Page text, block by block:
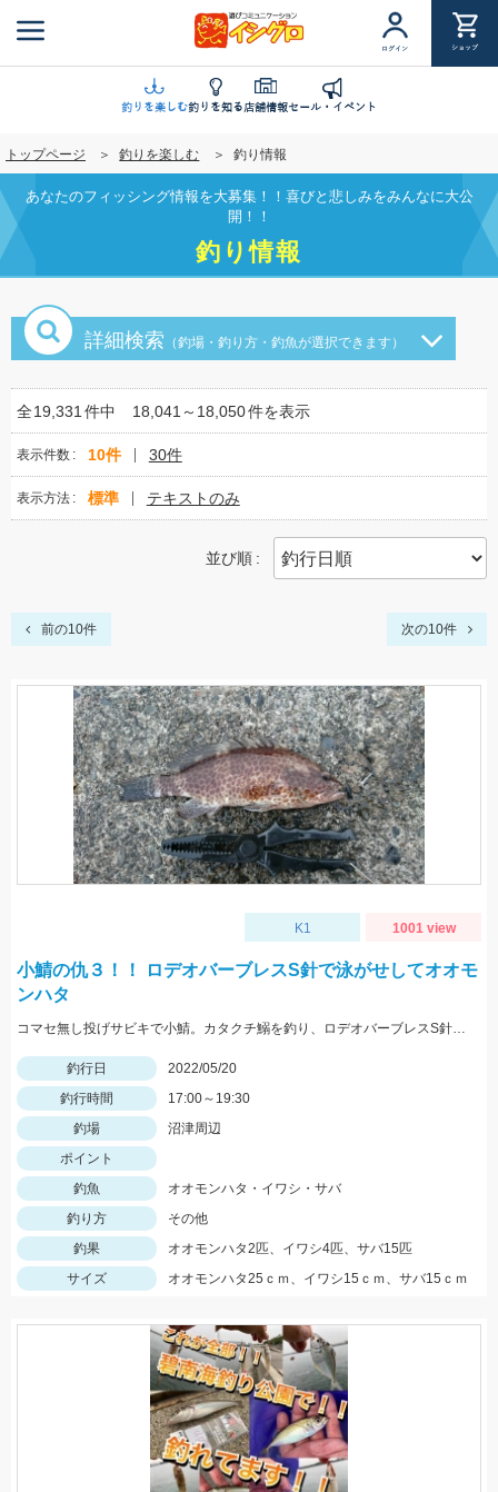
ン
に
移
動
ログイン ショップ
釣りを楽しむ釣りを知る店舗情報セール・イベント
トップページ 釣りを楽しむ 釣り情報
あなたのフィッシング情報を大募集！！喜びと悲しみをみんなに大公
開！！
釣り情報
詳細検索 （釣場・釣り方・釣魚が選択できます）
全19,331 件中 18,041～18,050件を表示
表示件数 10件 30件
表示方法 標準 テキストのみ
並び順
前の10件 次の10件
K1 1001 view
小鯖の仇３！！ ロデオバーブレスS針で泳がせしてオオモ
ンハタ
コマセ無し投げサビキで小鯖。カタクチ鰯を釣り、ロデオバーブレスS針で泳がせしてオオモンハタ２匹ゲット。
釣行日
2022/05/20
釣行時間
17:00～19:30
釣場
沼津周辺
ポイント
釣魚
オオモンハタ・イワシ・サバ
釣り方
その他
釣果
オオモンハタ2匹、イワシ4匹、サバ15匹
サイズ
オオモンハタ25ｃｍ、イワシ15ｃｍ、サバ15ｃｍ